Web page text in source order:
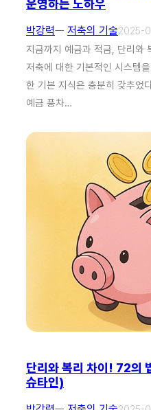
운영하는 노하우
박강력ㅡ 저축의 기술2025-
지금까지 예금과 적금, 단리와
저축에 대한 기본적인 시스템
한 기본 지식은 충분히 갖추었
예금 풍차…
단리와 복리 차이! 72의
슈타인)